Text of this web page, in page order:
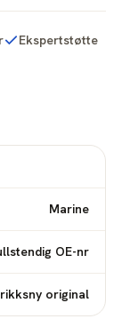
Ekspertstøtte
Marine
OE-nr
original